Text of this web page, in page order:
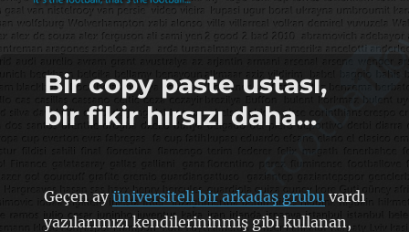
footbaLLove
Bir copy paste ustası,
bir fikir hırsızı daha…
Geçen ayüniversiteli bir arkadaş grubu vardı
yazılarımızı kendilerininmiş gibi kullanan,